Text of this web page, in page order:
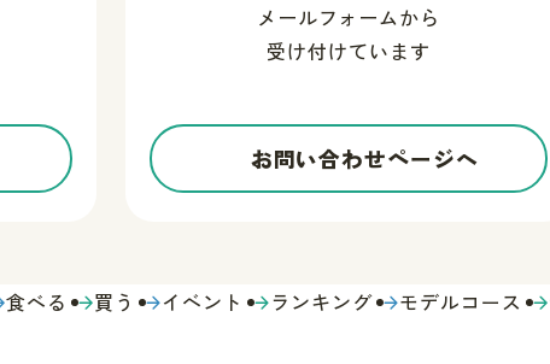
メールフォームから
受け付けています
お問い合わせページへ
食べる 買う イベント ランキング モデルコース